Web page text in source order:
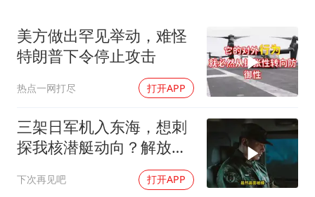
白海豚在海上打了个结
美方做出罕见举动，难怪
特朗普下令停止攻击
热点一网打尽 打开APP
三架日军机入东海，想刺
探我核潜艇动向？解放军
下次再见吧 打开APP